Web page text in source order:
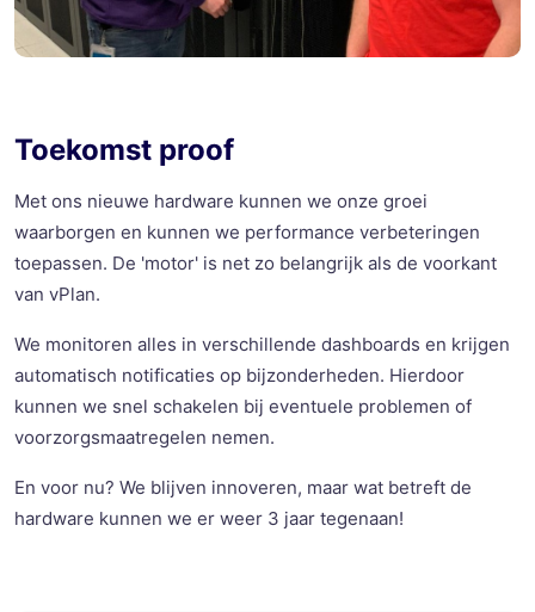
Toekomst proof
Met ons nieuwe hardware kunnen we onze groei
waarborgen en kunnen we performance verbeteringen
toepassen. De 'motor' is net zo belangrijk als de voorkant
van vPlan.
We monitoren alles in verschillende dashboards en krijgen
automatisch notificaties op bijzonderheden. Hierdoor
kunnen we snel schakelen bij eventuele problemen of
voorzorgsmaatregelen nemen.
En voor nu? We blijven innoveren, maar wat betreft de
hardware kunnen we er weer 3 jaar tegenaan!